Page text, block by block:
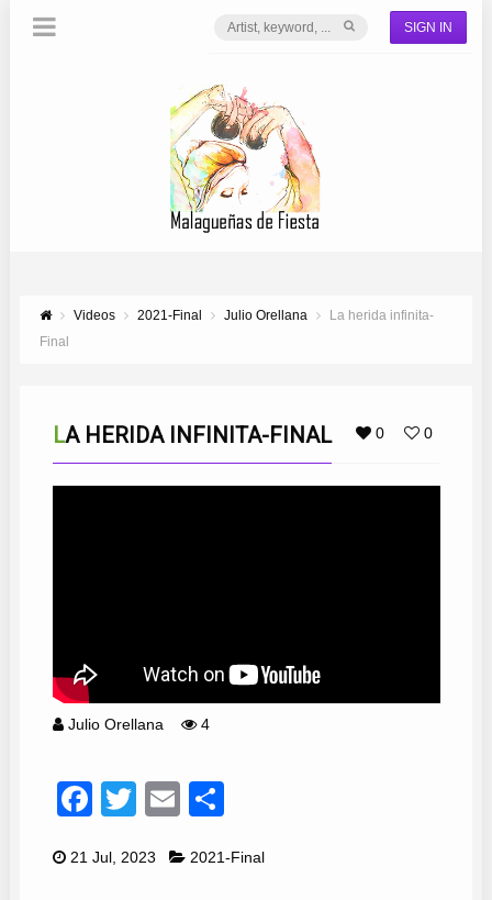
SIGN IN
Videos 2021-Final Julio Orellana
La herida infinita-
Final
0 0
LA HERIDA INFINITA-FINAL
Julio Orellana 4
Facebook
TwitterEmail
21 Jul, 2023 2021-Final